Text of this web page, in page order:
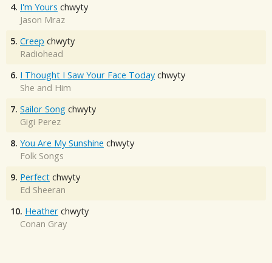
4. I'm Yours chwyty
Jason Mraz
5. Creep chwyty
Radiohead
6. I Thought I Saw Your Face Today chwyty
She and Him
7. Sailor Song chwyty
Gigi Perez
8. You Are My Sunshine chwyty
Folk Songs
9. Perfect chwyty
Ed Sheeran
10. Heather chwyty
Conan Gray